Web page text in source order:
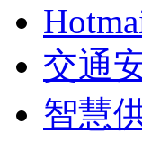
交通
智慧